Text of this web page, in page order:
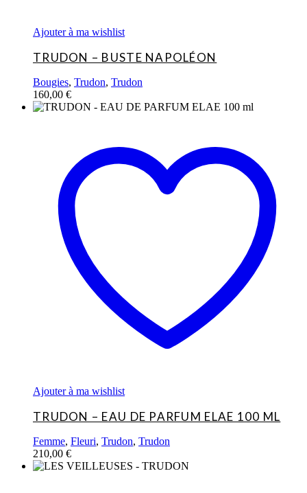
Ajouter à ma wishlist
TRUDON – BUSTE NAPOLÉON
Bougies, Trudon, Trudon
160,00 €
Ajouter à ma wishlist
TRUDON – EAU DE PARFUM ELAE 100 ML
Femme, Fleuri, Trudon, Trudon
210,00 €